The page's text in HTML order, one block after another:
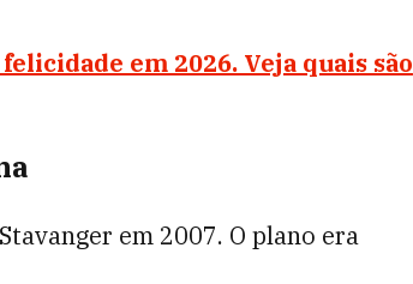
em 2026. Veja quais são
em 2007. O plano era